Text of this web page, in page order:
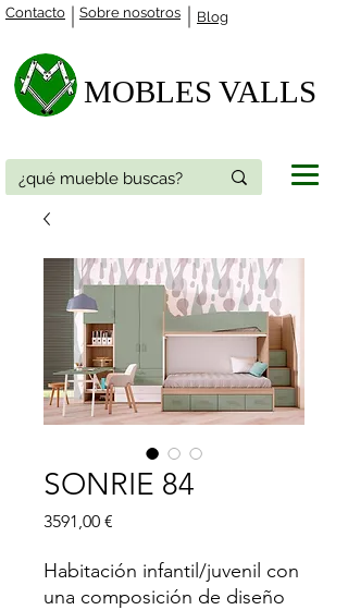
Contacto Blog
Sobre nosotros
MOBLES VALLS​
SONRIE 84
3591,00 €
Habitación infantil/juvenil con
una composición de diseño